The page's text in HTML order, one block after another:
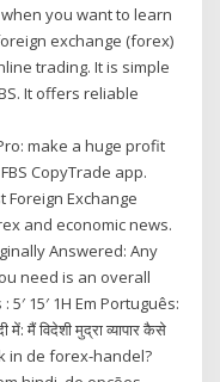
you want to learn
exchange (forex)
trading. It is simple
It offers reliable
make a huge profit
CopyTrade app.
Foreign Exchange
and economic news.
Answered: Any
need is an overall
15′ 1H Em Português:
मैं विदेशी मुद्रा व्यापार कैसे
in de forex-handel?